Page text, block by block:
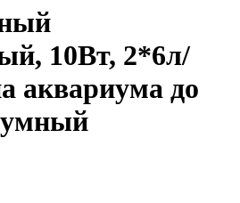
10Вт, 2*6л/
аквариума до